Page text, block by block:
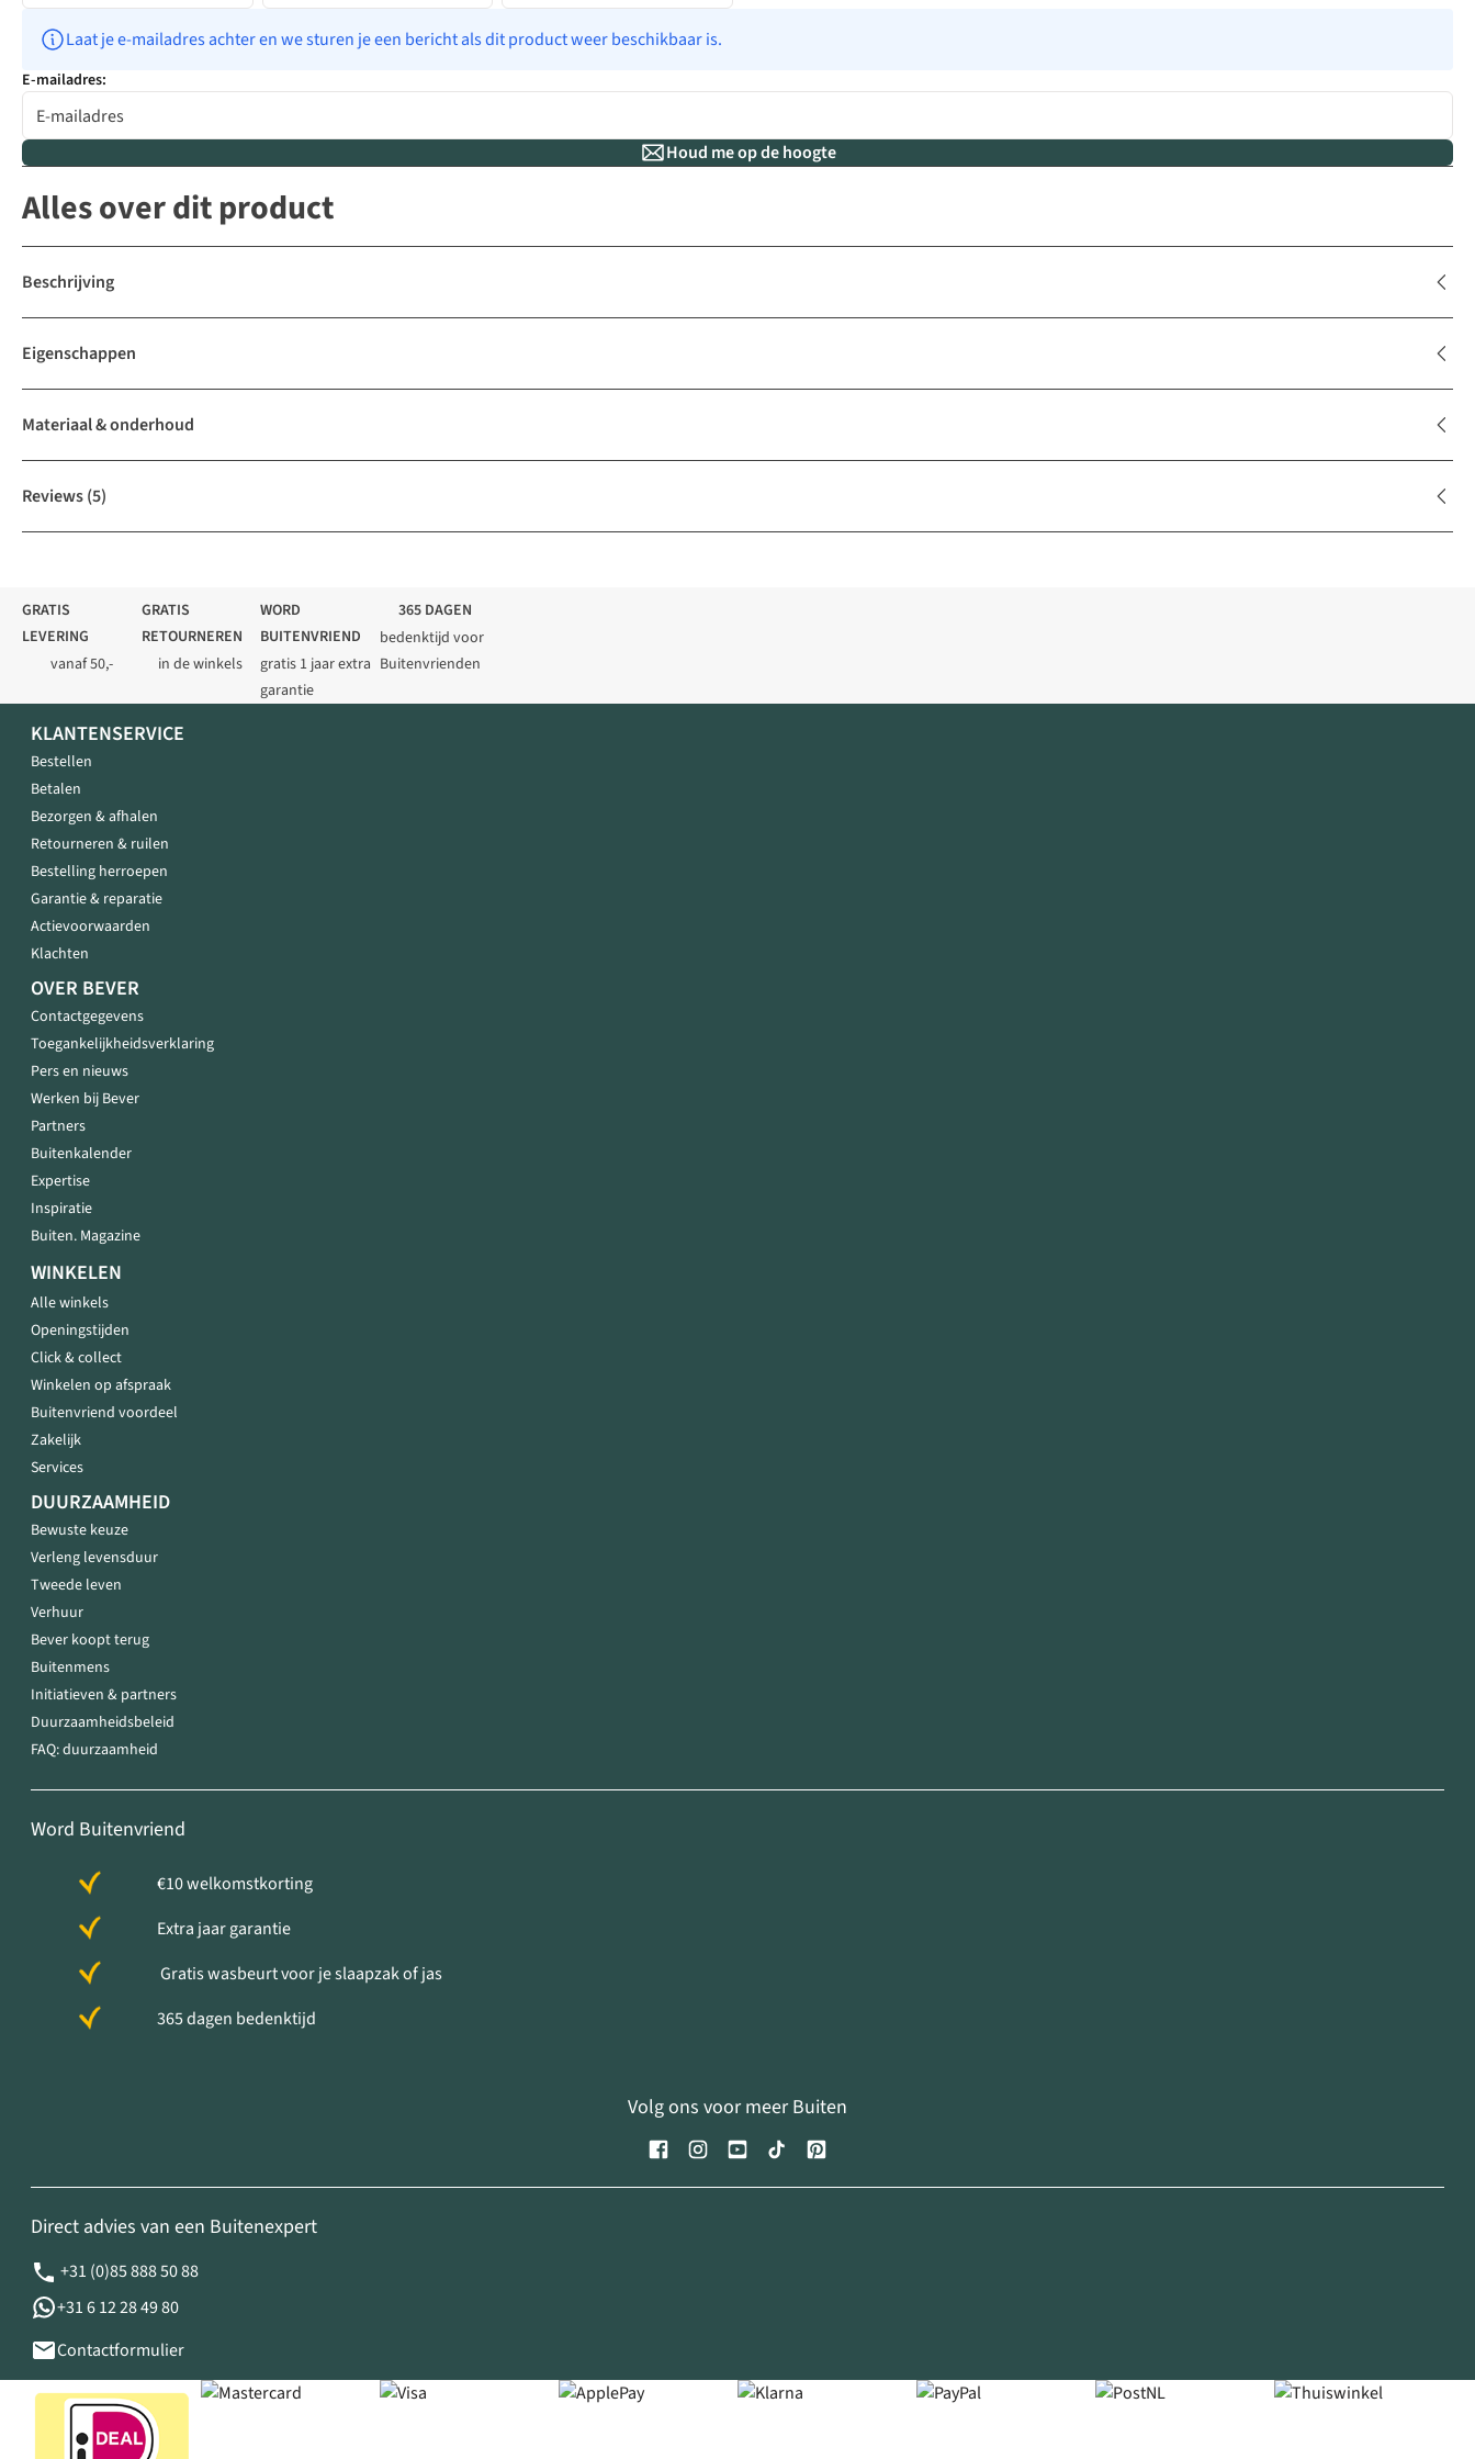
Laat je e-mailadres achter en we sturen je een bericht als dit product weer beschikbaar is.
E-mailadres:
Houd me op de hoogte
Alles over dit product
Beschrijving
Eigenschappen
Materiaal & onderhoud
Reviews(5)
GRATIS
LEVERING
vanaf 50,-
GRATIS
RETOURNEREN
in de winkels
WORD
BUITENVRIEND
gratis 1 jaar extra
garantie
365 DAGEN
bedenktijd voor
Buitenvrienden
KLANTENSERVICE
Bestellen
Betalen
Bezorgen & afhalen
Retourneren & ruilen
Bestelling herroepen
Garantie & reparatie
Actievoorwaarden
Klachten
OVER BEVER
Contactgegevens
Toegankelijkheidsverklaring
Pers en nieuws
Werken bij Bever
Partners
Buitenkalender
Expertise
Inspiratie
Buiten. Magazine
WINKELEN
Alle winkels
Openingstijden
Click & collect
Winkelen op afspraak
Buitenvriend voordeel
Zakelijk
Services
DUURZAAMHEID
Bewuste keuze
Verleng levensduur
Tweede leven
Verhuur
Bever koopt terug
Buitenmens
Initiatieven & partners
Duurzaamheidsbeleid
FAQ: duurzaamheid
Word Buitenvriend
€10 welkomstkorting
Extra jaar garantie
Gratis wasbeurt voor je slaapzak of jas
365 dagen bedenktijd
Volg ons voor meer Buiten
Direct advies van een Buitenexpert
+31 (0)85 888 50 88
+31 6 12 28 49 80
Contactformulier